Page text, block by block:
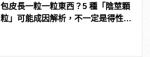
包皮長一粒一粒東西？5 種「陰莖顆
粒」可能成因解析，不一定是得性